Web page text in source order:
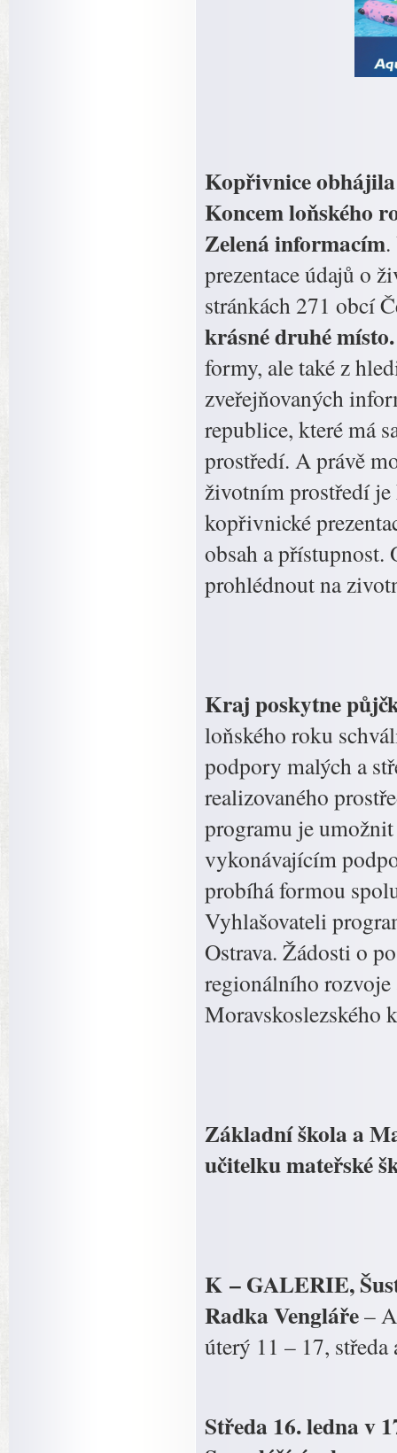
Kopřivnice obhájila
Koncem loňského
Zelená informacím
prezentace údajů o
stránkách 271 obcí
krásné druhé
formy, ale také z
zveřejňovaných
republice, které má
prostředí. A právě
životním prostředí je
kopřivnické
obsah a přístupnost.
prohlédnout na
Kraj poskytne
loňského roku
podpory malých a
realizovaného
programu je
vykonávajícím
probíhá formou
Vyhlašovateli
Ostrava. Žádosti o
regionálního
Moravskoslezského
Základní škola a
učitelku mateřské
K – GALERIE,
Radka Vengláře–
úterý 11 – 17,
Středa 16. ledna v